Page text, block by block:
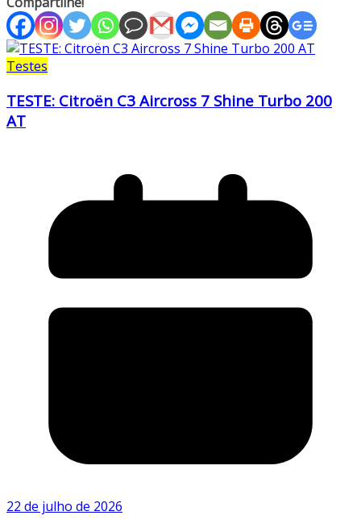
Testes
TESTE: Citroën C3 Aircross 7 Shine Turbo 200
AT
22 de julho de 2026